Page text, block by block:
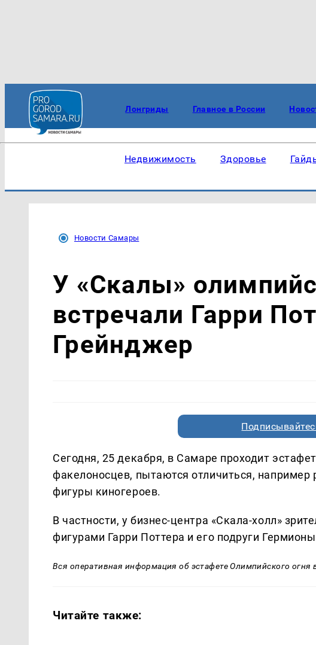
Лонгриды Главное в России
Недвижимость Здоровье
Новости Самары
У «Скалы»
встречали Гарри
Грейнджер
Сегодня, 25 декабря, в Самаре проходит
факелоносцев, пытаются отличиться,
фигуры киногероев.
В частности, у бизнес-центра «Скала-холл»
фигурами Гарри Поттера и его подруги
Вся оперативная информация об эстафете Олимпийского огня
Читайте также: